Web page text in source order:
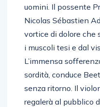
uomini. Il possente
Nicolas Sébastien
vortice di dolore che
i muscoli tesi e dal
L’immensa
sordità, conduce
senza ritorno. Il
regalerà al pubblico